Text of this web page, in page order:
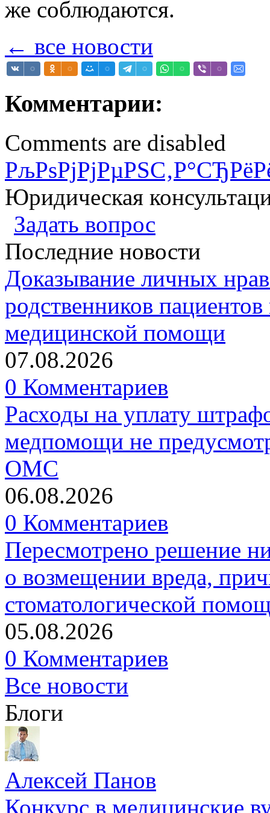
же соблюдаются.
← все новости
Комментарии:
Comments are disabled
Юридическая
Задать вопрос
Последние новости
Доказывание личных
родственников
медицинской помощи
07.08.2026
0 Комментариев
Расходы на уплату
медпомощи не
ОМС
06.08.2026
0 Комментариев
Пересмотрено решение
о возмещении вреда,
стоматологической
05.08.2026
0 Комментариев
Все новости
Блоги
Алексей Панов
Конкурс в медицинские